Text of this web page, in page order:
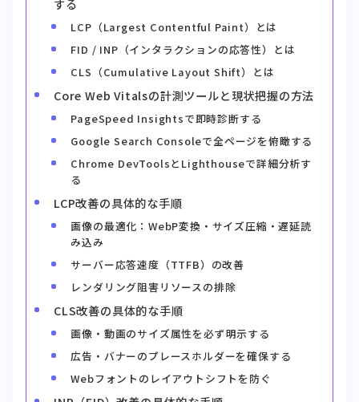
FID / INP（インタラクションの応答性）とは
CLS（Cumulative Layout Shift）とは
Core Web Vitalsの計測ツールと現状把握の方法
PageSpeed Insightsで即時診断する
Google Search Consoleで全ページを俯瞰する
Chrome DevToolsとLighthouseで詳細分析す
る
LCP改善の具体的な手順
画像の最適化：WebP変換・サイズ圧縮・遅延読
み込み
サーバー応答速度（TTFB）の改善
レンダリング阻害リソースの排除
CLS改善の具体的な手順
画像・動画のサイズ属性を必ず明示する
広告・バナーのプレースホルダーを確保する
Webフォントのレイアウトシフトを防ぐ
INP（FID）改善の具体的な手順
不要なサードパーティスクリプトを削減する